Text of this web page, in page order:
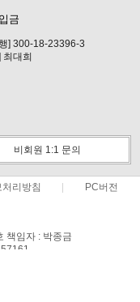
금
] 300-18-23396-3
최대희
비회원 1:1 문의
리방침 PC버전
책임자 : 박종금